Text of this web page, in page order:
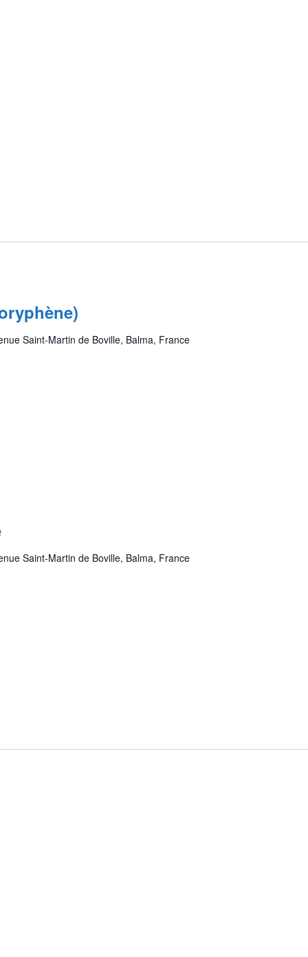
Saint-Martin de Boville, Balma, France
Saint-Martin de Boville, Balma, France